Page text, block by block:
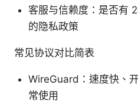
客服与信赖度：是否有
的隐私政策
常见协议对比简表
WireGuard：速度快、
常使用